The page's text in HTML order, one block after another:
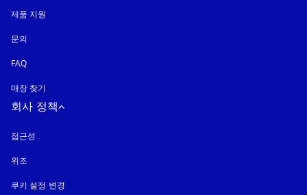
제품 지원
문의
FAQ
매장 찾기
회사 정책
접근성
위조
쿠키 설정 변경